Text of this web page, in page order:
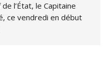
l’État, le Capitaine
ce vendredi en début